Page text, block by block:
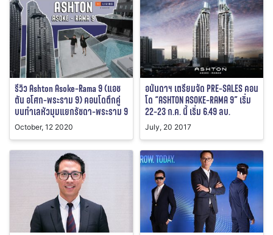
รีวิว Ashton Asoke-Rama 9 (แอช
ตัน อโศก-พระราม 9) คอนโดตึกคู่
บนทำเลหัวมุมแยกรัชดา-พระราม 9
October, 12 2020
อนันดาฯ เตรียมจัด PRE-SALES คอน
โด “ASHTON ASOKE-RAMA 9” เริ่ม
22-23 ก.ค. นี้ เริ่ม 6.49 ลบ.
July, 20 2017